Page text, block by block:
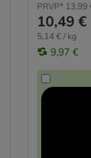
PRVP* 13,99
10,49 €
5,14 € / kg
9,97 €